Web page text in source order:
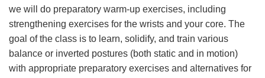
we will do preparatory warm-up exercises, including
strengthening exercises for the wrists and your core. The
goal of the class is to learn, solidify, and train various
balance or inverted postures (both static and in motion)
with appropriate preparatory exercises and alternatives for